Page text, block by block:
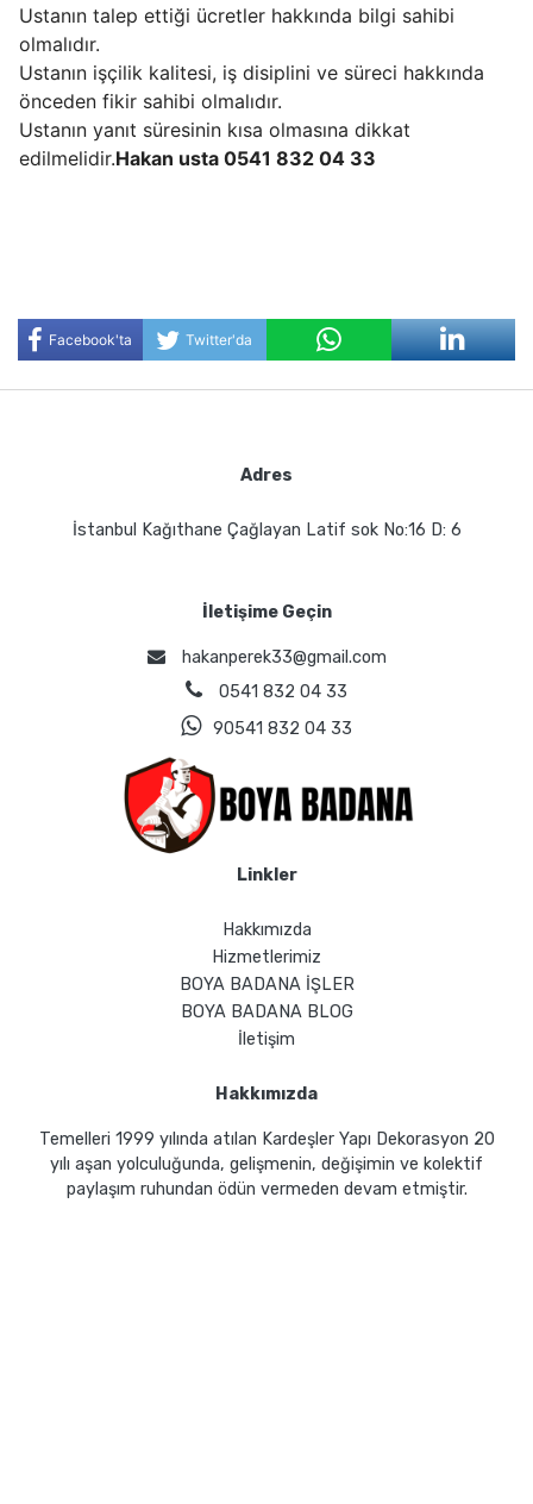
Ustanın talep ettiği ücretler hakkında bilgi sahibi
olmalıdır.
Ustanın işçilik kalitesi, iş disiplini ve süreci hakkında
önceden fikir sahibi olmalıdır.
Ustanın yanıt süresinin kısa olmasına dikkat
edilmelidir.Hakan usta 0541 832 04 33
Facebook'ta
Twitter'da
Adres
İstanbul Kağıthane Çağlayan Latif sok No:16 D: 6
İletişime Geçin
hakanperek33@gmail.com
0541 832 04 33
90541 832 04 33
Linkler
Hakkımızda
Hizmetlerimiz
BOYA BADANA İŞLER
BOYA BADANA BLOG
İletişim
Hakkımızda
Temelleri 1999 yılında atılan Kardeşler Yapı Dekorasyon 20
yılı aşan yolculuğunda, gelişmenin, değişimin ve kolektif
paylaşım ruhundan ödün vermeden devam etmiştir.